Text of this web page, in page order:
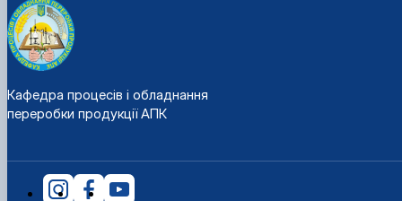
Кафедра процесів і обладнання
переробки продукції АПК